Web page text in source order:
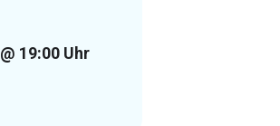
@ 19:00 Uhr